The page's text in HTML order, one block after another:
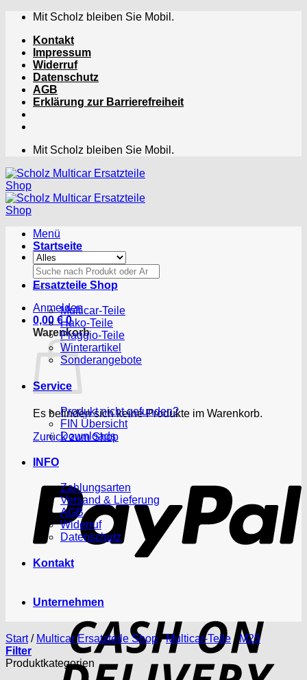
Zum
springen
Mit Scholz bleiben Sie Mobil.
Kontakt
Impressum
Widerruf
Datenschutz
AGB
Erklärung zur Barrierefreiheit
Mit Scholz bleiben Sie Mobil.
Menü
Suchen
nach:
Anmelden
0,00 € 0
Warenkorb
Es befinden sich keine Produkte im Warenkorb.
Zurück zum Shop
Startseite
Ersatzteile Shop
Multicar-Teile
Hako-Teile
Piaggio-Teile
Winterartikel
Sonderangebote
Service
Produkt nicht gefunden?
FIN Übersicht
Downloads
INFO
Zahlungsarten
Versand & Lieferung
AGB
Widerruf
Datenschutz
Kontakt
Unternehmen
Start / Multicar Ersatzteile Shop / Multicar-Teile / M25
Filter
Produktkategorien